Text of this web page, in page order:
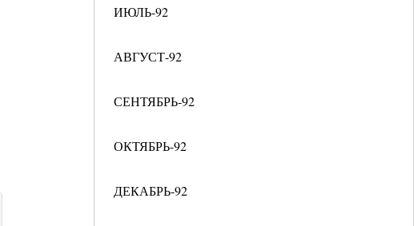
ИЮЛЬ-92
АВГУСТ-92
СЕНТЯБРЬ-92
ОКТЯБРЬ-92
ДЕКАБРЬ-92